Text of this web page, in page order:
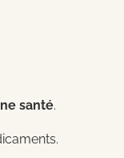
santé.